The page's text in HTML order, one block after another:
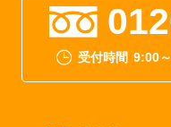
受付時間 9:00